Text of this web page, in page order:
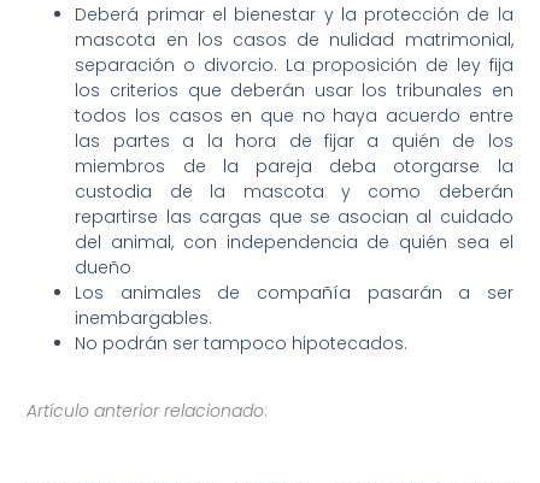
Deberá primar el bienestar y la protección de la
mascota en los casos de nulidad matrimonial,
separación o divorcio. La proposición de ley fija
los criterios que deberán usar los tribunales en
todos los casos en que no haya acuerdo entre
las partes a la hora de fijar a quién de los
miembros de la pareja deba otorgarse la
custodia de la mascota y como deberán
repartirse las cargas que se asocian al cuidado
del animal, con independencia de quién sea el
dueño
Los animales de compañía pasarán a ser
inembargables.
No podrán ser tampoco hipotecados.
Artículo anterior relacionado: